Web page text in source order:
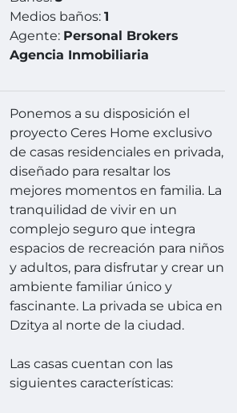
Medios baños:1
Agente: Personal Brokers
Agencia Inmobiliaria
Ponemos a su disposición el
proyecto Ceres Home exclusivo
de casas residenciales en privada,
diseñado para resaltar los
mejores momentos en familia. La
tranquilidad de vivir en un
complejo seguro que integra
espacios de recreación para niños
y adultos, para disfrutar y crear un
ambiente familiar único y
fascinante. La privada se ubica en
Dzitya al norte de la ciudad.
Las casas cuentan con las
siguientes características: